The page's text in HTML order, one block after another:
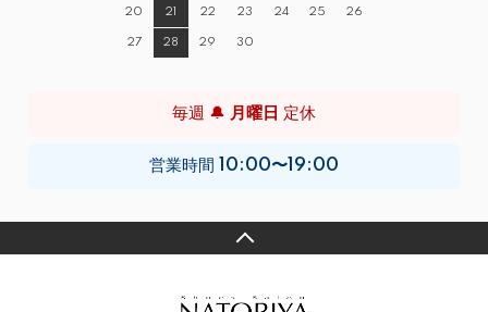
20 21 22 23 24 25 26
27 28 29 30
毎週 🔔 月曜日 定休
営業時間 10:00〜19:00